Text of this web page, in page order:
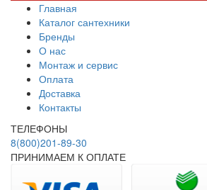
Главная
Каталог сантехники
Бренды
О нас
Монтаж и сервис
Оплата
Доставка
Контакты
ТЕЛЕФОНЫ
8(800)201-89-30
ПРИНИМАЕМ К ОПЛАТЕ